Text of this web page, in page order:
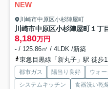
NEW
川崎市中原区小杉陣屋町
川崎市中原区小杉陣屋町１丁
8,180万円
- / 125.86㎡ / 4LDK /新築
東急目黒線「新丸子」駅 徒歩
都市ガス 陽当り良好
ウォ
システムキッチン
食器洗い乾